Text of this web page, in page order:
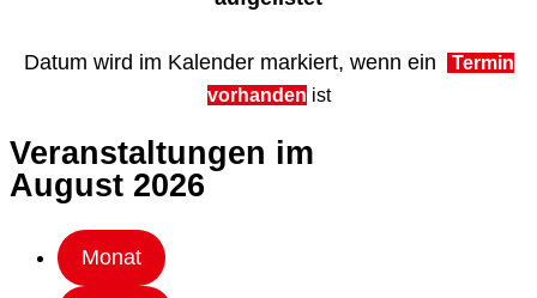
Datum wird im Kalender markiert, wenn ein
Termin
vorhanden ist
Veranstaltungen im
August 2026
Monat